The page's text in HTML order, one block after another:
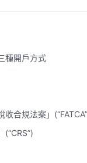
種開戶方式
合規法案」
(“CRS”)